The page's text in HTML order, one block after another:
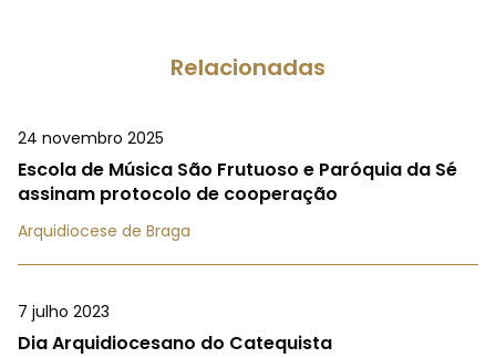
Relacionadas
24 novembro 2025
Escola de Música São Frutuoso e Paróquia da Sé
assinam protocolo de cooperação
Arquidiocese de Braga
7 julho 2023
Dia Arquidiocesano do Catequista